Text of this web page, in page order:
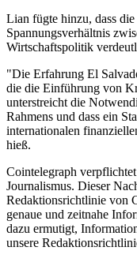
Lian fügte hinzu, dass
Spannungsverhältnis
Wirtschaftspolitik
"Die Erfahrung El
die die Einführung von
unterstreicht die
Rahmens und dass ein
internationalen
hieß.
Cointelegraph
Journalismus. Dieser
Redaktionsrichtlinie von
genaue und zeitnahe
dazu ermutigt,
unsere